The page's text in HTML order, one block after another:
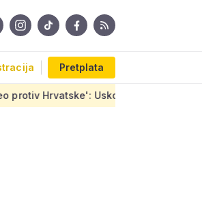
Pretplata
Uskoro završetak stanova u